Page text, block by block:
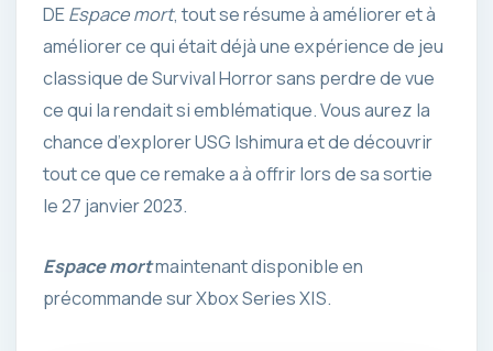
DEEspace mort, tout se résume à améliorer et à
améliorer ce qui était déjà une expérience de jeu
classique de Survival Horror sans perdre de vue
ce qui la rendait si emblématique. Vous aurez la
chance d’explorer USG Ishimura et de découvrir
tout ce que ce remake a à offrir lors de sa sortie
le 27 janvier 2023.
Espace mortmaintenant disponible en
précommande sur Xbox Series X|S.